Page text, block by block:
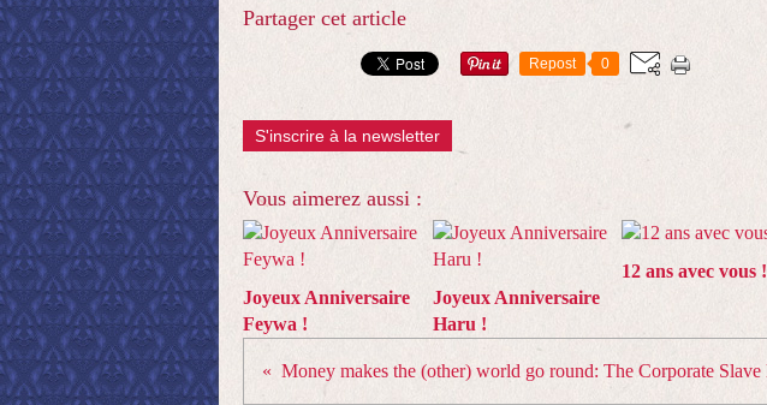
Partager cet article
Repost 0
S'inscrire à la newsletter
Vous aimerez aussi :
Joyeux Anniversaire
Feywa !
Joyeux Anniversaire
Haru !
12 ans avec vous !